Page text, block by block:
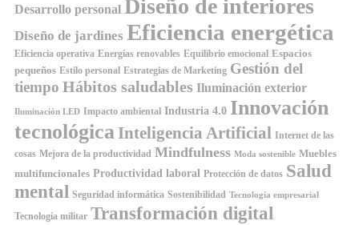
Desarrollo personal Diseño de interiores
Diseño de jardines Eficiencia energética
Eficiencia operativa Energías renovables Equilibrio emocional Espacios
pequeños Estilo personal Estrategias de Marketing Gestión del
tiempo Hábitos saludables Iluminación exterior
Iluminación LED Impacto ambiental Industria 4.0 Innovación
tecnológica Inteligencia Artificial Internet de las
cosas Mejora de la productividad Mindfulness Moda sostenible Muebles
multifuncionales Productividad laboral Protección de datos Salud
mental Seguridad informática Sostenibilidad Tecnología empresarial
Tecnología militar Transformación digital